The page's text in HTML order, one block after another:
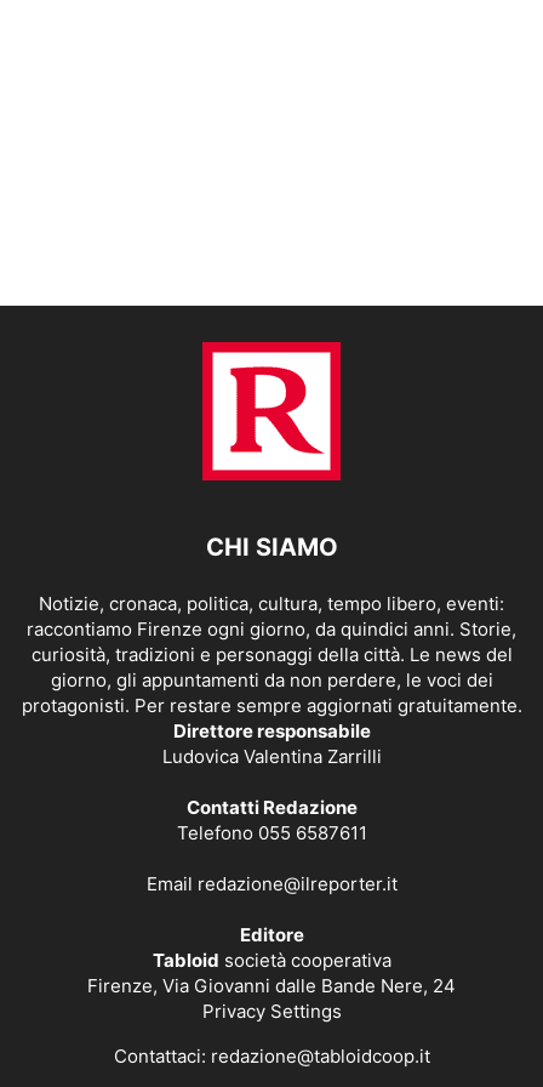
CHI SIAMO
Notizie, cronaca, politica, cultura, tempo libero, eventi:
raccontiamo Firenze ogni giorno, da quindici anni. Storie,
curiosità, tradizioni e personaggi della città. Le news del
giorno, gli appuntamenti da non perdere, le voci dei
protagonisti. Per restare sempre aggiornati gratuitamente.
Direttore responsabile
Ludovica Valentina Zarrilli
Contatti Redazione
Telefono 055 6587611
Email redazione@ilreporter.it
Editore
Tabloid società cooperativa
Firenze, Via Giovanni dalle Bande Nere, 24
Privacy Settings
Contattaci: redazione@tabloidcoop.it